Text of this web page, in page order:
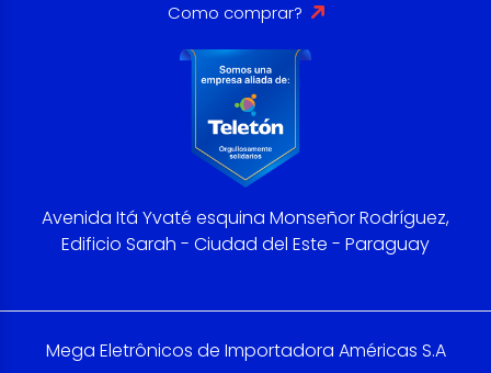
Como comprar?
Avenida Itá Yvaté esquina Monseñor Rodríguez,
Edificio Sarah - Ciudad del Este - Paraguay
Mega Eletrônicos de Importadora Américas S.A